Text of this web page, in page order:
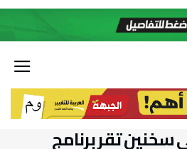
سخنين تقر برنامج